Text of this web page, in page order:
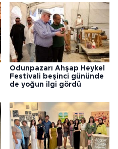
Odunpazarı Ahşap Heykel
Festivali beşinci gününde
de yoğun ilgi gördü